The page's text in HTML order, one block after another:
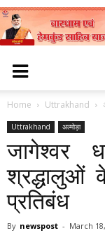
Home Uttrakhand
Uttrakhand अल्मोड़ा
जागेश्वर
प्रतिबंध
By newspost - March